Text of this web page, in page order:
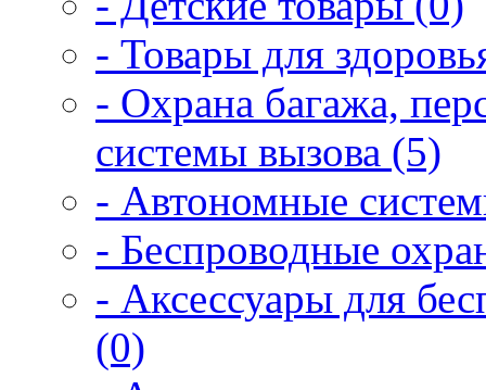
- Товары для
- Охрана багажа,
системы вызова (5)
- Автономные
- Беспроводные
- Аксессуары для
(0)